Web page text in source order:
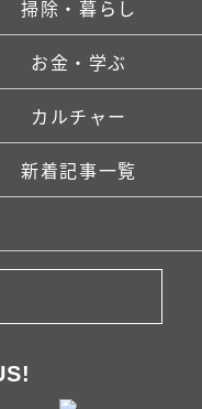
掃除・暮らし
お金・学ぶ
カルチャー
新着記事一覧